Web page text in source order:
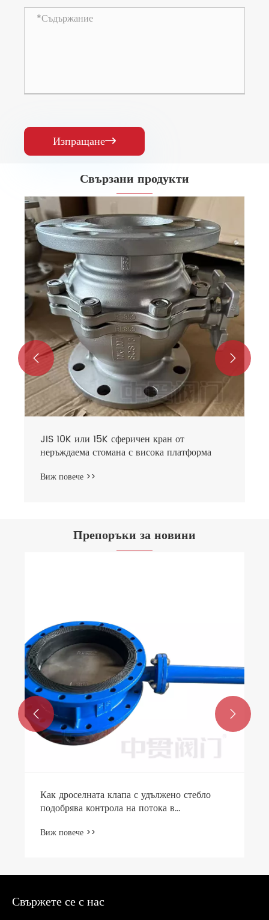
Изпращане
Свързани продукти
JIS 10K или 15K сферичен кран от
неръждаема стомана с висока платформа
Виж повече >>
 
Препоръки за новини
Как дроселната клапа с удължено стебло
подобрява контрола на потока в
Виж повече >>
 
Свържете се с нас